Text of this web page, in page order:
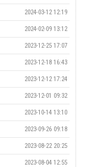
2024-03-12 12:19
2024-02-09 13:12
2023-12-25 17:07
2023-12-18 16:43
2023-12-12 17:24
2023-12-01 09:32
2023-10-14 13:10
2023-09-26 09:18
2023-08-22 20:25
2023-08-04 12:55